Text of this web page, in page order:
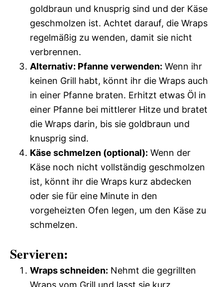
goldbraun und knusprig sind und der Käse
geschmolzen ist. Achtet darauf, die Wraps
regelmäßig zu wenden, damit sie nicht
verbrennen.
Alternativ: Pfanne verwenden: Wenn ihr
keinen Grill habt, könnt ihr die Wraps auch
in einer Pfanne braten. Erhitzt etwas Öl in
einer Pfanne bei mittlerer Hitze und bratet
die Wraps darin, bis sie goldbraun und
knusprig sind.
Käse schmelzen (optional): Wenn der
Käse noch nicht vollständig geschmolzen
ist, könnt ihr die Wraps kurz abdecken
oder sie für eine Minute in den
vorgeheizten Ofen legen, um den Käse zu
schmelzen.
Servieren:
Wraps schneiden: Nehmt die gegrillten
Wraps vom Grill und lasst sie kurz